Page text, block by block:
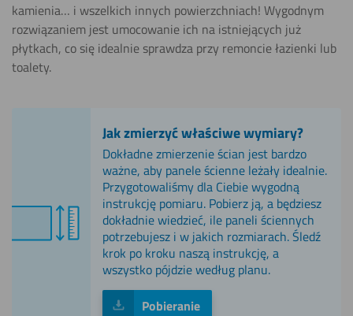
kamienia… i wszelkich innych powierzchniach! Wygodnym
rozwiązaniem jest umocowanie ich na istniejących już
płytkach, co się idealnie sprawdza przy remoncie łazienki lub
toalety.
Jak zmierzyć właściwe wymiary?
Dokładne zmierzenie ścian jest bardzo
ważne, aby panele ścienne leżały idealnie.
Przygotowaliśmy dla Ciebie wygodną
instrukcję pomiaru. Pobierz ją, a będziesz
dokładnie wiedzieć, ile paneli ściennych
potrzebujesz i w jakich rozmiarach. Śledź
krok po kroku naszą instrukcję, a
wszystko pójdzie według planu.
Pobieranie